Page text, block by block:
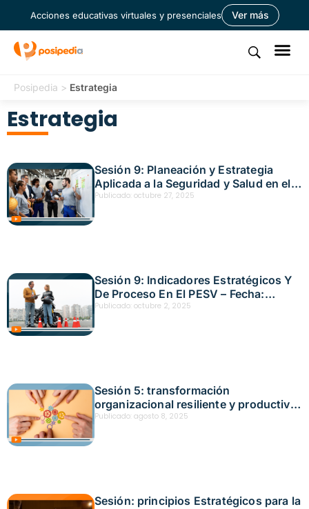
Acciones educativas virtuales y presenciales Ver más
Posipedia > Estrategia
Estrategia
Sesión 9: Planeación y Estrategia
Aplicada a la Seguridad y Salud en el
Trabajo – Fecha: octubre 22, 2025
Publicado: octubre 27, 2025
Sesión 9: Indicadores Estratégicos Y
De Proceso En El PESV – Fecha:
octubre 1, 2025
Publicado: octubre 2, 2025
Sesión 5: transformación
organizacional resiliente y productiva
Fecha: julio 18, 2025
Publicado: agosto 8, 2025
Sesión: principios Estratégicos para la